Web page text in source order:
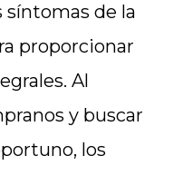
síntomas de la
proporcionar
Al
y buscar
los